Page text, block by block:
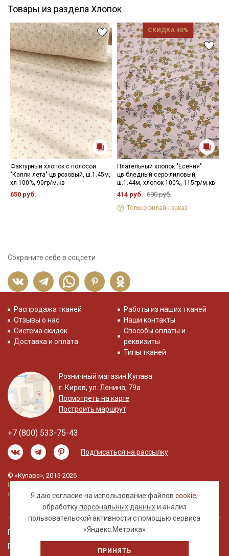
Товары из раздела Хлопок
Фактурный хлопок с полосой
"Капли лета" цв.розовый, ш.1.45м,
хл-100%, 90гр/м.кв
650 руб.
СКИДКА 40%
Плательный хлопок "Есения"
цв.бледный серо-лиловый,
ш.1.44м, хлопок-100%, 115гр/м.кв
414 руб. 690 руб.
Только онлайн-заказ
Сохраните себе в соцсети
Я даю согласие на использование файловcookie,
обработкуперсональных данныхи анализ
пользовательской активности с помощью сервиса
«Яндекс.Метрика»
ПРИНЯТЬ
Распродажа тканей
Отзывы о нас
Система скидок
Доставка и оплата
Работы из наших тканей
Наши контакты
Способы оплаты и
реквизиты
Типы тканей
Розничный магазин Купава
г. Киров, ул. Ленина, 79а
Посмотреть на карте
Построить маршрут
+7 (800) 533-75-43
Подписаться на рассылку
© «Купава», 2015-2026
Информация на сайте не является публичной
офертой.
Правовая информация
Политика обработки персональных данных